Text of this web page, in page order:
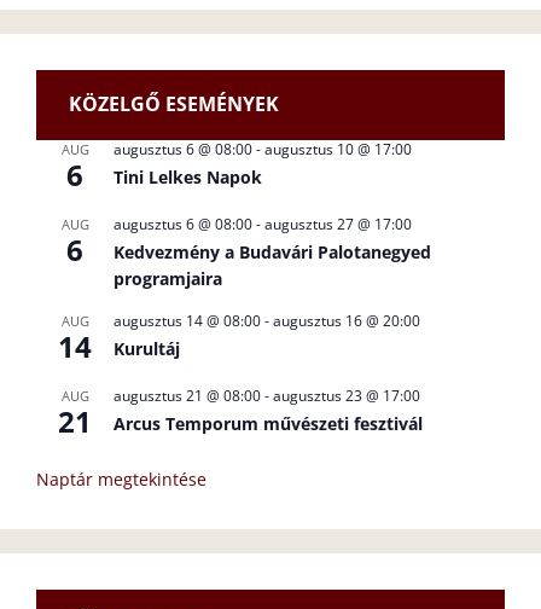
KÖZELGŐ ESEMÉNYEK
AUG
6
augusztus 6 @ 08:00-augusztus 10 @ 17:00
Tini Lelkes Napok
AUG
6
augusztus 6 @ 08:00-augusztus 27 @ 17:00
Kedvezmény a Budavári Palotanegyed
programjaira
AUG
14
augusztus 14 @ 08:00-augusztus 16 @ 20:00
Kurultáj
AUG
21
augusztus 21 @ 08:00-augusztus 23 @ 17:00
Arcus Temporum művészeti fesztivál
Naptár megtekintése